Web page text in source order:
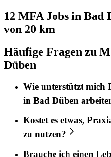
12 MFA Jobs in Bad
von 20 km
Häufige Fragen zu
Düben
Wie unterstützt mich
in Bad Düben
Kostet es etwas,
zu nutzen?
Brauche ich einen